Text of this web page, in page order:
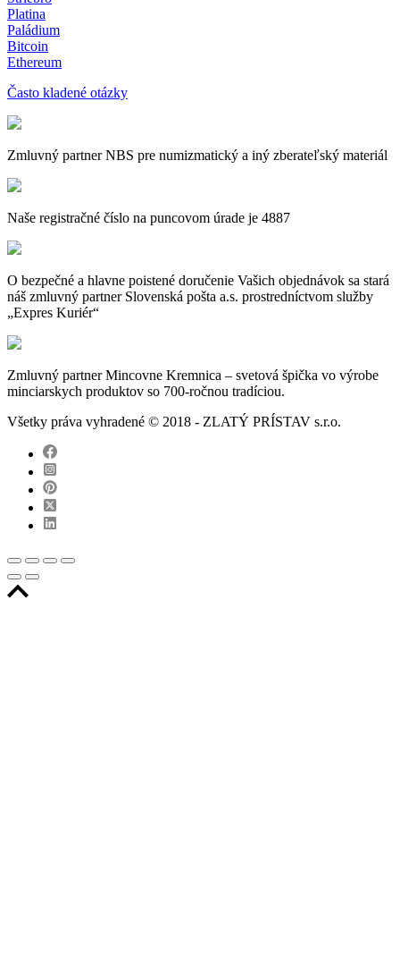
Platina
Paládium
Bitcoin
Ethereum
Často kladené otázky
Zmluvný partner NBS pre numizmatický a iný zberateľský materiál
Naše registračné číslo na puncovom úrade je 4887
O bezpečné a hlavne poistené doručenie Vašich objednávok sa stará
náš zmluvný partner Slovenská pošta a.s. prostredníctvom služby
„Expres Kuriér“
Zmluvný partner Mincovne Kremnica – svetová špička vo výrobe
minciarskych produktov so 700-ročnou tradíciou.
Všetky práva vyhradené © 2018 - ZLATÝ PRÍSTAV s.r.o.